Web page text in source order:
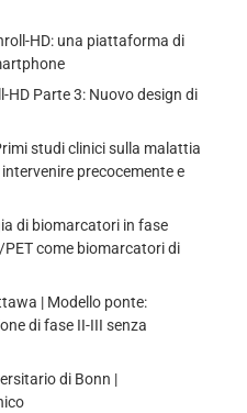
HD: una piattaforma di
Parte 3: Nuovo design di
studi clinici sulla malattia
precocemente e
di biomarcatori in fase
come biomarcatori di
| Modello ponte:
di fase II-III senza
di Bonn |